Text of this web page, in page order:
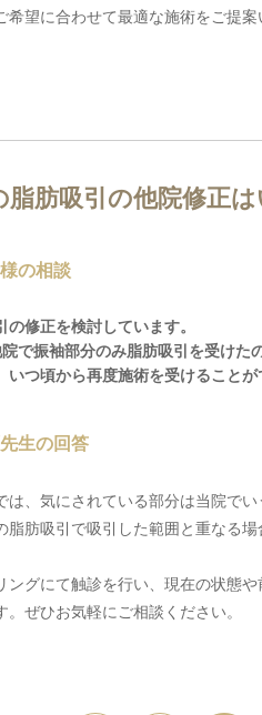
希望に合わせて最適な施術をご提
脂肪吸引の他院修正
の相談
修正を検討しています。
で振袖部分のみ脂肪吸引を受けた
いつ頃から再度施術を受けることが
生の回答
は、気にされている部分は当院で
脂肪吸引で吸引した範囲と重なる
ングにて触診を行い、現在の状態
。ぜひお気軽にご相談ください。